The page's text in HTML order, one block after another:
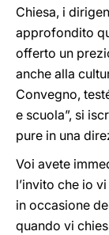
Chiesa, i
approfondito
offerto un
anche alla
Convegno,
e scuola”, si
pure in una
Voi avete
l’invito che io
in occasione
quando vi